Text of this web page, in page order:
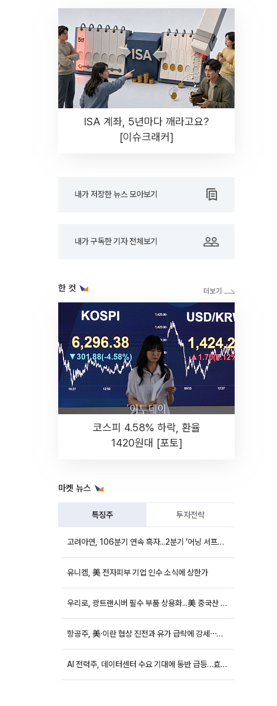
ISA 계좌, 5년마다 깨라고요?
[이슈크래커]
내가 저장한 뉴스 모아보기
내가 구독한 기자 전체보기
한 컷
코스피 4.58% 하락, 환율
1420원대 [포토]
마켓 뉴스
특징주 투자전략
고려아연, 106분기 연속 흑자...2분기 '어닝 서프라이즈'에 장 초반 12%대 강세
유니켐, 美 전자피부 기업 인수 소식에 상한가
우리로, 광트랜시버 필수 부품 상용화...美 중국산 퇴출 추진에 상승세
항공주, 美·이란 협상 진전과 유가 급락에 강세⋯한진칼 8%↑
AI 전력주, 데이터센터 수요 기대에 동반 급등…효성중공업 10%↑